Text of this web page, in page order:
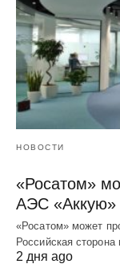
НОВОСТИ
«Росатом»
АЭС «Аккую»
«Росатом» может
Российская
2 дня ago